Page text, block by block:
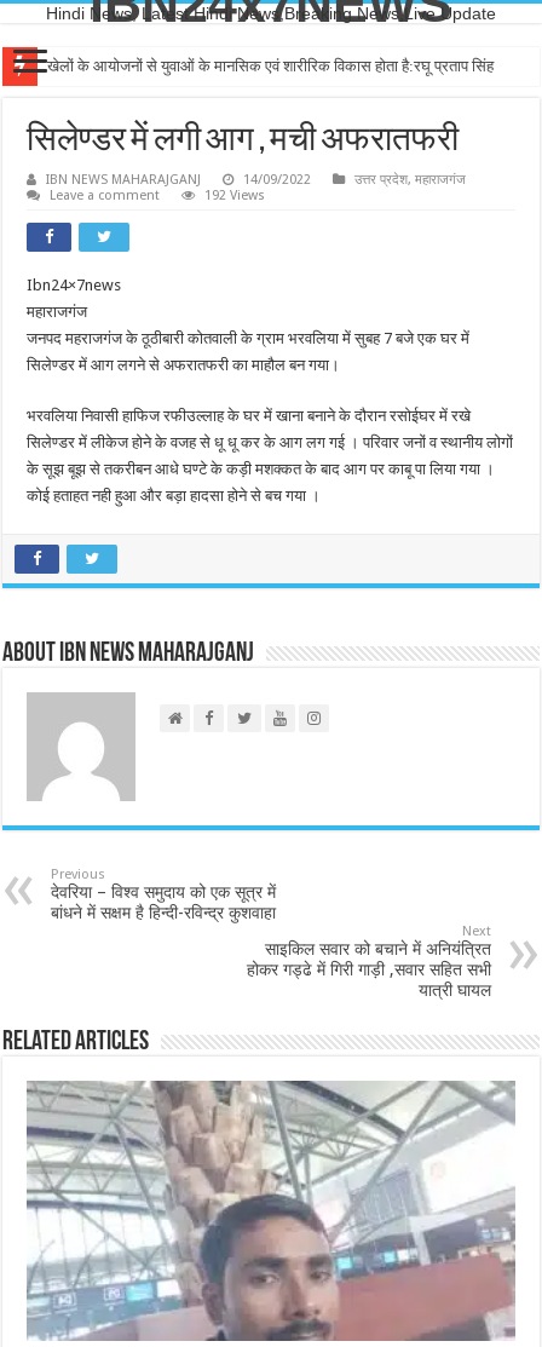
Hindi News, Latest Hindi News,Breaking News,Live Update
खेलों के आयोजनों से युवाओं के मानसिक एवं शारीरिक विकास होता है:रघू प्रताप सिंह
सिलेण्डर में लगी आग , मची अफरातफरी
IBN NEWS MAHARAJGANJ 14/09/2022 उत्तर प्रदेश,महाराजगंज
Leave a comment
192 Views
Ibn24×7news
महाराजगंज
जनपद महराजगंज के ठूठीबारी कोतवाली के ग्राम भरवलिया में सुबह 7 बजे एक घर में
सिलेण्डर में आग लगने से अफरातफरी का माहौल बन गया।
भरवलिया निवासी हाफिज रफीउल्लाह के घर में खाना बनाने के दौरान रसोईघर में रखे
सिलेण्डर में लीकेज होने के वजह से धू धू कर के आग लग गई । परिवार जनों व स्थानीय लोगों
के सूझ बूझ से तकरीबन आधे घण्टे के कड़ी मशक्कत के बाद आग पर काबू पा लिया गया ।
कोई हताहत नही हुआ और बड़ा हादसा होने से बच गया ।
About IBN NEWS MAHARAJGANJ
Previous
देवरिया – विश्व समुदाय को एक सूत्र में
बांधने में सक्षम है हिन्दी-रविन्द्र कुशवाहा
Next
साइकिल सवार को बचाने में अनियंत्रित
होकर गड्ढे में गिरी गाड़ी ,सवार सहित सभी
यात्री घायल
Related Articles